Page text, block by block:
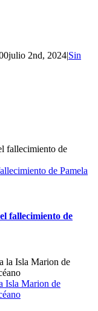
julio 2nd, 2024|Sin
de Pamela
fallecimiento de
Isla Marion de